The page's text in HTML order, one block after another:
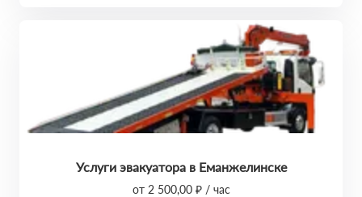
Услуги эвакуатора в Еманжелинске
от 2 500,00 ₽ / час